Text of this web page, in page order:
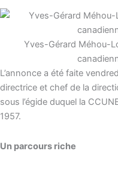
Yves-Gérard Méhou-
L’annonce a été faite
directrice et chef de la
sous l’égide duquel la
1957.
Un parcours riche